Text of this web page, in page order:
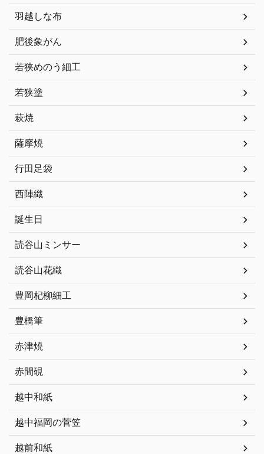
羽越しな布
肥後象がん
若狭めのう細工
若狭塗
萩焼
薩摩焼
行田足袋
西陣織
誕生日
読谷山ミンサー
読谷山花織
豊岡杞柳細工
豊橋筆
赤津焼
赤間硯
越中和紙
越中福岡の菅笠
越前和紙